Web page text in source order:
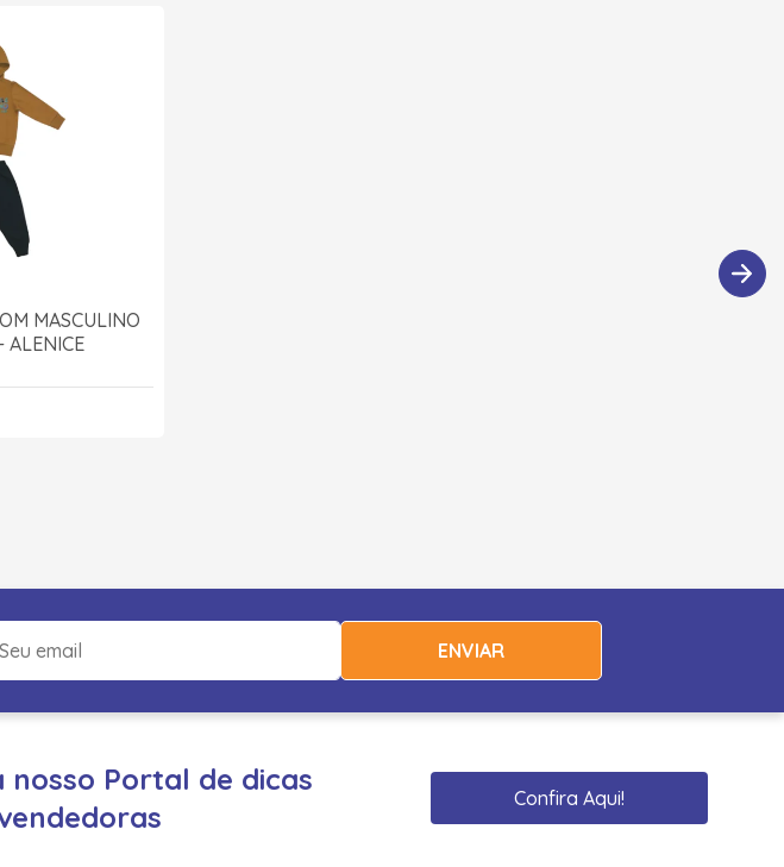
MASCULINO
ENVIAR
nosso Portal de dicas
Confira Aqui!